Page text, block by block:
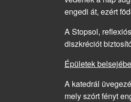
engedi át, ezért
A Stopsol,
diszkréciót
Épületek
A katedrál
mely szórt fényt